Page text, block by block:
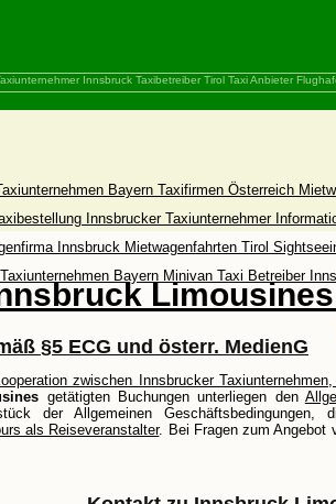
§5 ECG und österr. MedienG
zwischen Innsbrucker
getätigten Buchungen unterliegen den
der Allgemeinen Geschäftsbedingungen,
als Reiseveranstalter. Bei Fragen zum Angebot